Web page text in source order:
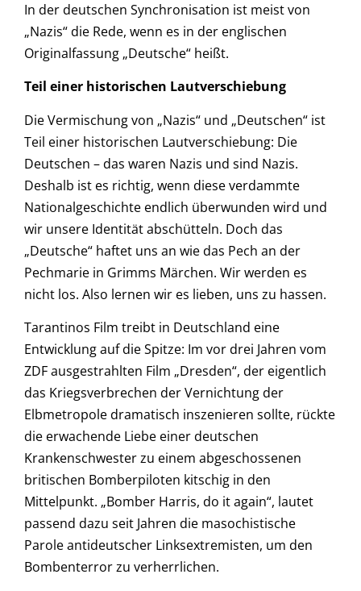
In der deutschen Synchronisation ist meist von
„Nazis“ die Rede, wenn es in der englischen
Originalfassung „Deutsche“ heißt.
Teil einer historischen Lautverschiebung
Die Vermischung von „Nazis“ und „Deutschen“ ist
Teil einer historischen Lautverschiebung: Die
Deutschen – das waren Nazis und sind Nazis.
Deshalb ist es richtig, wenn diese verdammte
Nationalgeschichte endlich überwunden wird und
wir unsere Identität abschütteln. Doch das
„Deutsche“ haftet uns an wie das Pech an der
Pechmarie in Grimms Märchen. Wir werden es
nicht los. Also lernen wir es lieben, uns zu hassen.
Tarantinos Film treibt in Deutschland eine
Entwicklung auf die Spitze: Im vor drei Jahren vom
ZDF ausgestrahlten Film „Dresden“, der eigentlich
das Kriegsverbrechen der Vernichtung der
Elbmetropole dramatisch inszenieren sollte, rückte
die erwachende Liebe einer deutschen
Krankenschwester zu einem abgeschossenen
britischen Bomberpiloten kitschig in den
Mittelpunkt. „Bomber Harris, do it again“, lautet
passend dazu seit Jahren die masochistische
Parole antideutscher Linksextremisten, um den
Bombenterror zu verherrlichen.